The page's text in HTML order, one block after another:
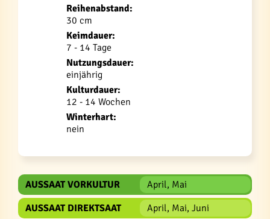
Reihenabstand:
30 cm
Keimdauer:
7 - 14 Tage
Nutzungsdauer:
einjährig
Kulturdauer:
12 - 14 Wochen
Winterhart:
nein
AUSSAAT VORKULTUR
April, Mai
AUSSAAT DIREKTSAAT
April, Mai, Juni